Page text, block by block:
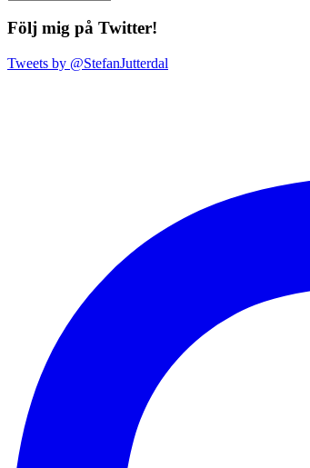
Följ mig på Twitter!
Tweets by @StefanJutterdal